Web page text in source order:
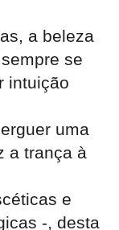
a beleza
se
intuição
uma
a trança à
e
-, desta